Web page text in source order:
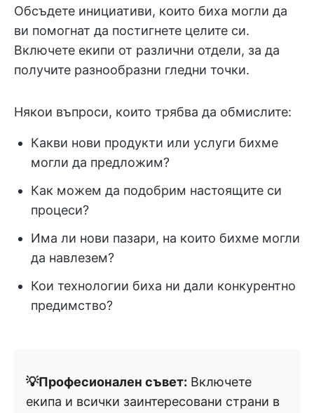
Обсъдете инициативи, които биха могли да
ви помогнат да постигнете целите си.
Включете екипи от различни отдели, за да
получите разнообразни гледни точки.
Някои въпроси, които трябва да обмислите:
Какви нови продукти или услуги бихме
могли да предложим?
Как можем да подобрим настоящите си
процеси?
Има ли нови пазари, на които бихме могли
да навлезем?
Кои технологии биха ни дали конкурентно
предимство?
💡Професионален съвет: Включете
екипа и всички заинтересовани страни в